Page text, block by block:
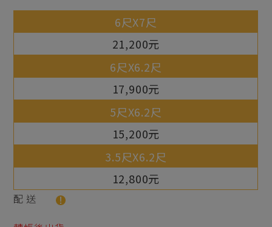
21,200元
17,900元
15,200元
12,800元
配送